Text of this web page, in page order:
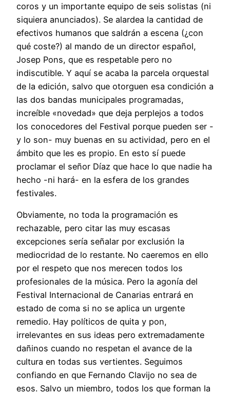
coros y un importante equipo de seis solistas (ni
siquiera anunciados). Se alardea la cantidad de
efectivos humanos que saldrán a escena (¿con
qué coste?) al mando de un director español,
Josep Pons, que es respetable pero no
indiscutible. Y aquí se acaba la parcela orquestal
de la edición, salvo que otorguen esa condición a
las dos bandas municipales programadas,
increíble «novedad» que deja perplejos a todos
los conocedores del Festival porque pueden ser -
y lo son- muy buenas en su actividad, pero en el
ámbito que les es propio. En esto sí puede
proclamar el señor Díaz que hace lo que nadie ha
hecho -ni hará- en la esfera de los grandes
festivales.
Obviamente, no toda la programación es
rechazable, pero citar las muy escasas
excepciones sería señalar por exclusión la
mediocridad de lo restante. No caeremos en ello
por el respeto que nos merecen todos los
profesionales de la música. Pero la agonía del
Festival Internacional de Canarias entrará en
estado de coma si no se aplica un urgente
remedio. Hay políticos de quita y pon,
irrelevantes en sus ideas pero extremadamente
dañinos cuando no respetan el avance de la
cultura en todas sus vertientes. Seguimos
confiando en que Fernando Clavijo no sea de
esos. Salvo un miembro, todos los que forman la